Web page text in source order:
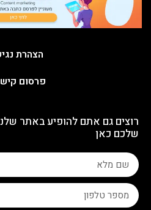
הצהרת
פרסום
רוצים גם אתם להופיע באתר
שלכם כאן